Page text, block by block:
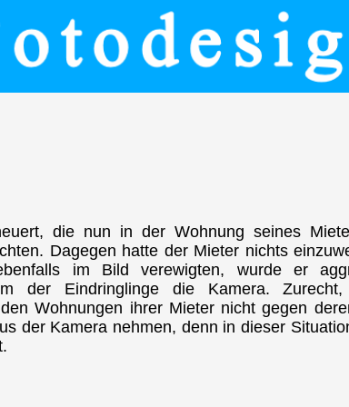
die nun in der Wohnung seines
Dagegen hatte der Mieter nichts
im Bild verewigten, wurde er
der Eindringlinge die Kamera.
Wohnungen ihrer Mieter nicht gegen
der Kamera nehmen, denn in dieser